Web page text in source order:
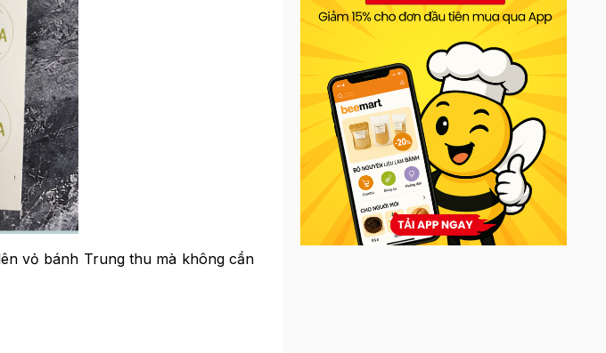
vỏ bánh Trung thu mà không cần